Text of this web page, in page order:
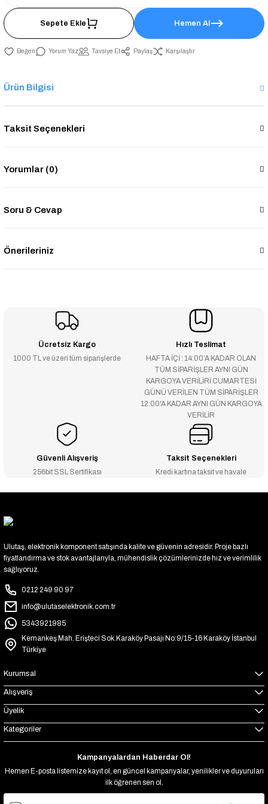
Sepete Ekle Hemen Al
Yorum Yaz Tavsiye Et Paylaş Karşılaştır
Ürün Bilgisi
Taksit Seçenekleri
Yorumlar (0)
Soru & Cevap
Önerileriniz
Ücretsiz Kargo
1000 TL ve üzeri tüm siparişlerde
Hızlı Teslimat
HAFTA İÇİ : 14:00’A KADAR OLAN
TÜM SİPARİŞLER AYNI GÜN
KARGOYA VERİLİRİ CUMARTESİ
GÜNÜ VERİLEN TÜM SİPARİŞLER
12:00'A KADAR AYNI GÜN KARGOYA
VERİLİR
Güvenli Alışveriş
256bit SSL Sertifikası
Taksit Seçenekleri
Kredi kartına taksit ve havale
Ulutaş, elektronik komponent satışında kalite ve güvenin adresidir. Proje bazlı
fiyatlandırma ve stok avantajlarıyla, mühendislik çözümlerinizde hız ve verimlilik
sağlıyoruz.
0212 249 90 97
info@ulutaselektronik.com.tr
5343921985
Kemankeş Mah. Erişteci Sok.Karaköy Pasajı No:9/15-16 Karaköy İstanbul
Türkiye
Kurumsal
Alışveriş
Üyelik
Kategoriler
Kampanyalardan Haberdar Ol!
Hemen E-posta listemize kayıt ol, en güncel kampanyalar, yenilikler ve duyuruları
ilk öğrenen sen ol.